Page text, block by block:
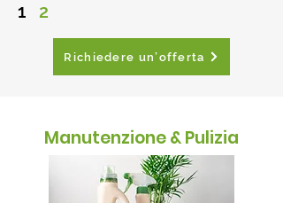
1 2
Richiedere un’offerta
Manutenzione & Pulizia